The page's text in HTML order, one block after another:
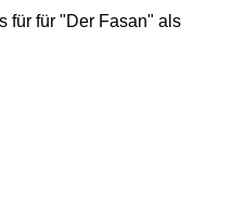
für für "Der Fasan" als